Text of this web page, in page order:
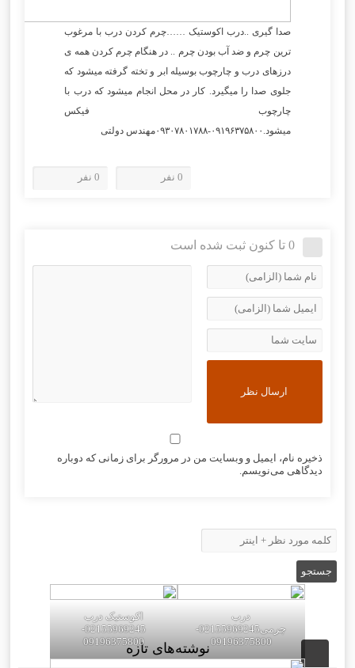
صدا گیری ..درب اکوستیک ……چرم کردن درب با مرغوب
ترین چرم و ضد آب بودن چرم .. در هنگام چرم کردن همه ی
درزهای درب و چارچوب بوسیله ابر و تخته گرفته میشود که
جلوی صدا را میگیرد. کار در محل انجام میشود که درب با
چارچوب فیکس
میشود.۰۹۱۹۶۳۷۵۸۰۰-۰۹۳۰۷۸۰۱۷۸۸مهندس دولتی
0 نفر 0 نفر
0 تا کنون ثبت شده است
ذخیره نام، ایمیل و وبسایت من در مرورگر برای زمانی که دوباره
دیدگاهی می‌نویسم.
درب
چرمی02155969245-
09196375800
اکوستیک درب
02155969245-
09196375800نوشته‌های تازه